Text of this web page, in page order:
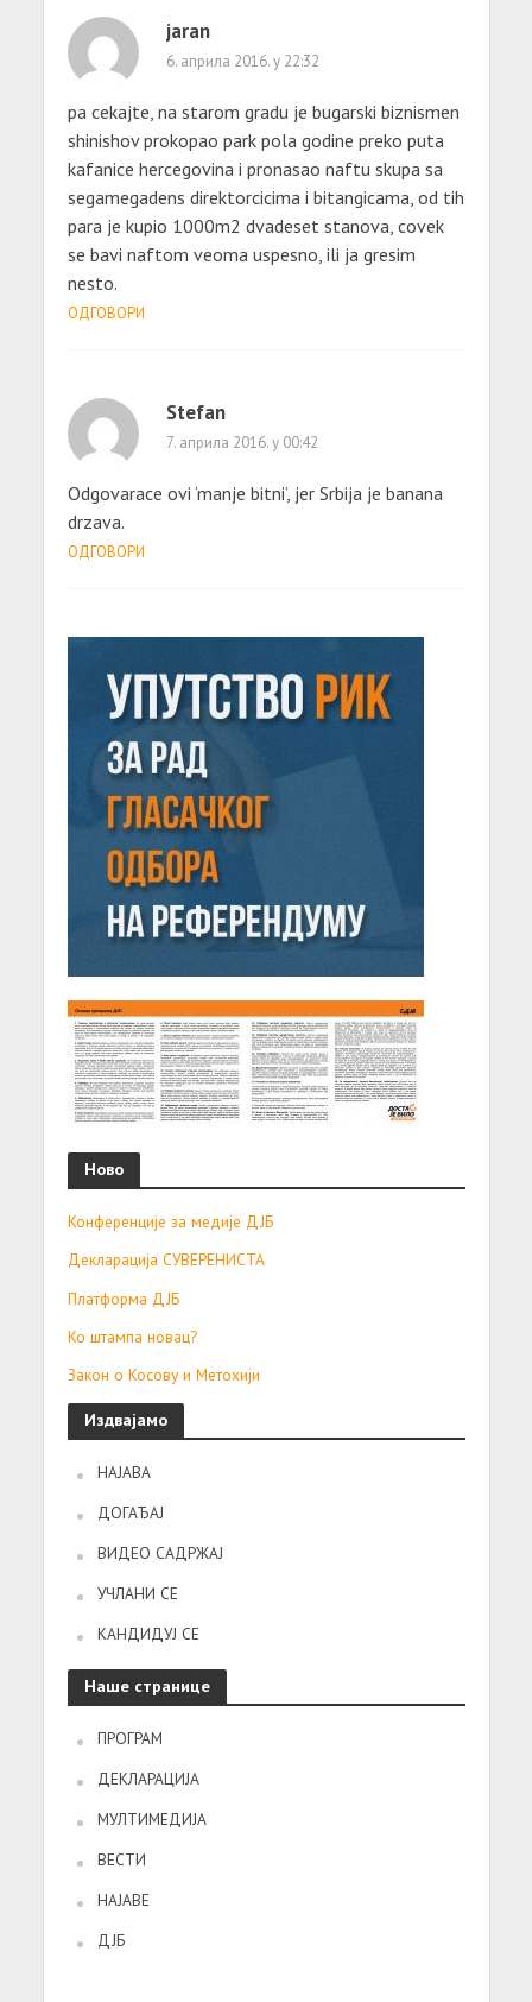
jaran
6. априла 2016. у 22:32
pa cekajte, na starom gradu je bugarski biznismen
shinishov prokopao park pola godine preko puta
kafanice hercegovina i pronasao naftu skupa sa
segamegadens direktorcicima i bitangicama, od tih
para je kupio 1000m2 dvadeset stanova, covek
se bavi naftom veoma uspesno, ili ja gresim
nesto.
ОДГОВОРИ
Stefan
7. априла 2016. у 00:42
Odgovarace ovi ‘manje bitni’, jer Srbija je banana
drzava.
ОДГОВОРИ
Ново
Конференције за медије ДЈБ
Декларација СУВЕРЕНИСТА
Платформа ДЈБ
Ко штампа новац?
Закон о Косову и Метохији
Издвајамо
НАЈАВА
ДОГАЂАЈ
ВИДЕО САДРЖАЈ
УЧЛАНИ СЕ
КАНДИДУЈ СЕ
Наше странице
ПРОГРАМ
ДЕКЛАРАЦИЈА
МУЛТИМЕДИЈА
ВЕСТИ
НАЈАВЕ
ДЈБ